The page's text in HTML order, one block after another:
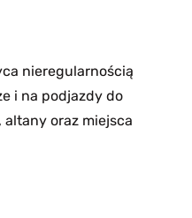
nieregularnością
i na podjazdy do
oraz miejsca